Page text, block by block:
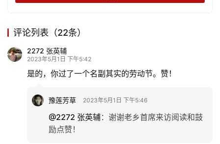
乐
专
评论列表（22条）
2272 张英辅
2023年5月1日 下午5:42
是的，你过了一个名副其实的劳动节。赞！
豫莲芳草 2023年5月1日 下午5:46
@2272 张英辅： 谢谢老乡首席来访阅读和鼓
励点赞！